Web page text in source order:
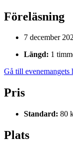
Föreläsning
7 december
Längd: 1
Gå till evenemangets
Pris
Standard: 80
Plats